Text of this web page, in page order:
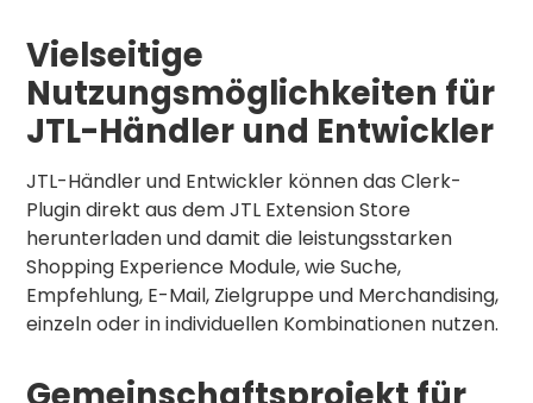
Vielseitige
Nutzungsmöglichkeiten für
JTL-Händler und Entwickler
JTL-Händler und Entwickler können das Clerk-
Plugin direkt aus dem JTL Extension Store
herunterladen und damit die leistungsstarken
Shopping Experience Module, wie Suche,
Empfehlung, E-Mail, Zielgruppe und Merchandising,
einzeln oder in individuellen Kombinationen nutzen.